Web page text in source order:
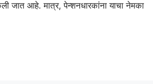
जात आहे. मात्र, पेन्शनधारकांना याचा नेमका